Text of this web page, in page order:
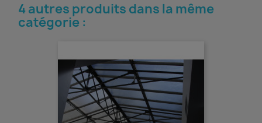
4 autres produits dans la même
catégorie :